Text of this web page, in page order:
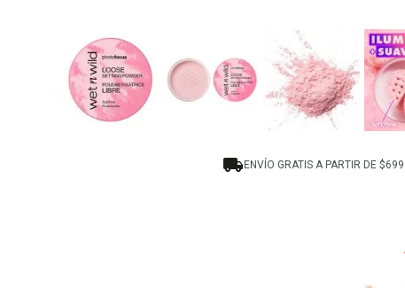
ENVÍO GRATIS A PARTIR DE $699